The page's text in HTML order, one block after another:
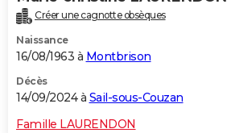
Créer une cagnotte obsèques
Naissance
16/08/1963 à Montbrison
Décès
14/09/2024 à Sail-sous-Couzan
Famille LAURENDON